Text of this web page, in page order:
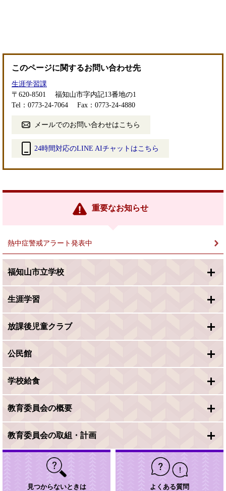
このページに関するお問い合わせ先
生涯学習課
〒620-8501
福知山市字内記13番地の1
Tel：0773-24-7064
Fax：0773-24-4880
メールでのお問い合わせはこちら
24時間対応のLINE AIチャットはこちら
リ
重要なお知らせ
熱中症警戒アラート発表中
福知山市立学校
生涯学習
放課後児童クラブ
公民館
学校給食
教育委員会の概要
教育委員会の取組・計画
見つからないときは よくある質問